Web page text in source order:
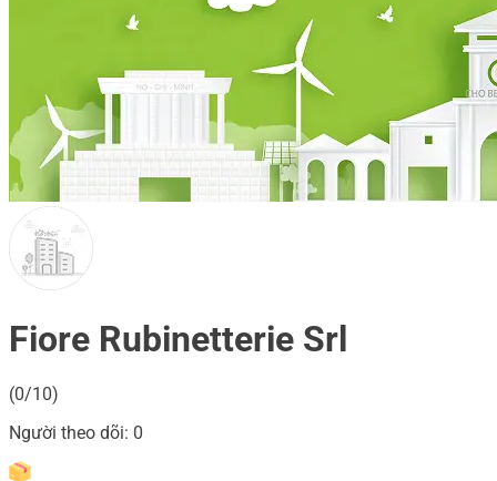
Fiore Rubinetterie Srl
(0/10)
Người theo dõi: 0